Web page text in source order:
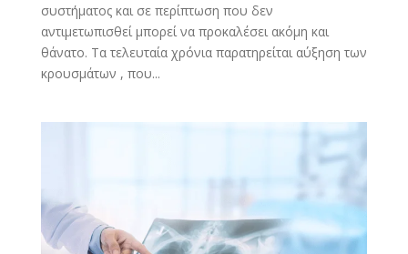
συστήματος και σε περίπτωση που δεν
αντιμετωπισθεί μπορεί να προκαλέσει ακόμη και
θάνατο. Τα τελευταία χρόνια παρατηρείται αύξηση των
κρουσμάτων , που...